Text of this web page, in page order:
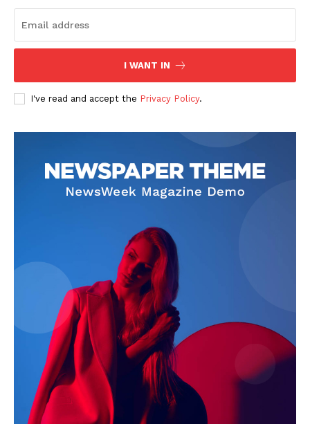
I WANT IN
I've read and accept the Privacy Policy.